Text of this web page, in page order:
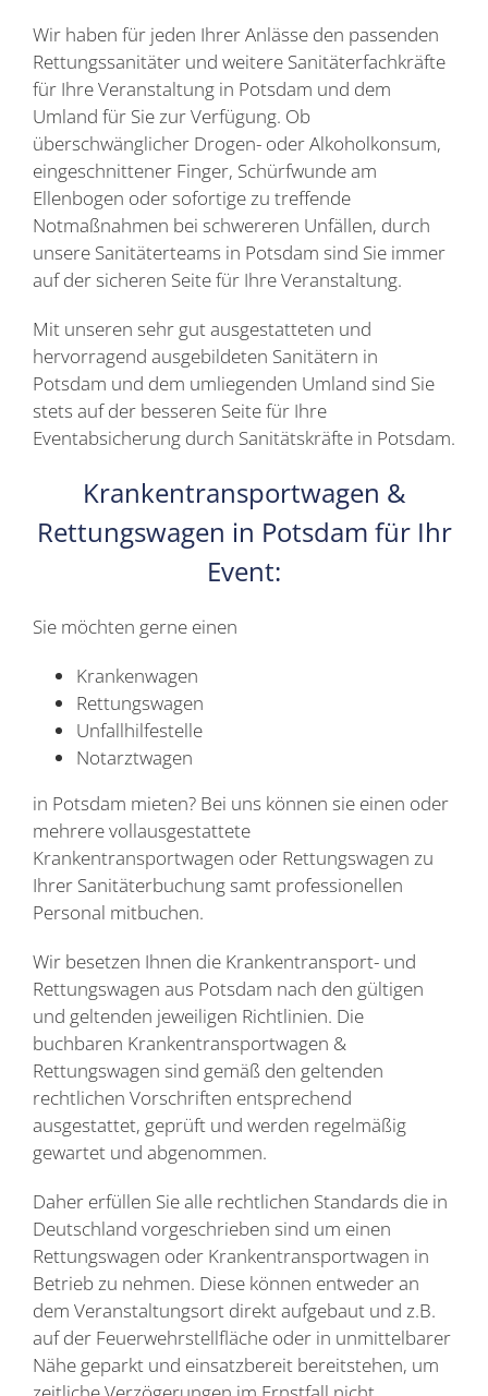
Wir haben für jeden Ihrer Anlässe den passenden
Rettungssanitäter und weitere Sanitäterfachkräfte
für Ihre Veranstaltung in Potsdam und dem
Umland für Sie zur Verfügung. Ob
überschwänglicher Drogen- oder Alkoholkonsum,
eingeschnittener Finger, Schürfwunde am
Ellenbogen oder sofortige zu treffende
Notmaßnahmen bei schwereren Unfällen, durch
unsere Sanitäterteams in Potsdam sind Sie immer
auf der sicheren Seite für Ihre Veranstaltung.
Mit unseren sehr gut ausgestatteten und
hervorragend ausgebildeten Sanitätern in
Potsdam und dem umliegenden Umland sind Sie
stets auf der besseren Seite für Ihre
Eventabsicherung durch Sanitätskräfte in Potsdam.
Krankentransportwagen &
Rettungswagen in Potsdam für Ihr
Event:
Sie möchten gerne einen
Krankenwagen
Rettungswagen
Unfallhilfestelle
Notarztwagen
in Potsdam mieten? Bei uns können sie einen oder
mehrere vollausgestattete
Krankentransportwagen oder Rettungswagen zu
Ihrer Sanitäterbuchung samt professionellen
Personal mitbuchen.
Wir besetzen Ihnen die Krankentransport- und
Rettungswagen aus Potsdam nach den gültigen
und geltenden jeweiligen Richtlinien. Die
buchbaren Krankentransportwagen &
Rettungswagen sind gemäß den geltenden
rechtlichen Vorschriften entsprechend
ausgestattet, geprüft und werden regelmäßig
gewartet und abgenommen.
Daher erfüllen Sie alle rechtlichen Standards die in
Deutschland vorgeschrieben sind um einen
Rettungswagen oder Krankentransportwagen in
Betrieb zu nehmen. Diese können entweder an
dem Veranstaltungsort direkt aufgebaut und z.B.
auf der Feuerwehrstellfläche oder in unmittelbarer
Nähe geparkt und einsatzbereit bereitstehen, um